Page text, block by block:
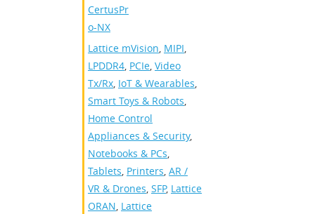
CertusPr
o-NX
Lattice mVision, MIPI,
LPDDR4, PCIe, Video
Tx/Rx, IoT & Wearables,
Smart Toys & Robots,
Home Control
Appliances & Security,
Notebooks & PCs,
Tablets, Printers, AR /
VR & Drones, SFP, Lattice
ORAN, Lattice